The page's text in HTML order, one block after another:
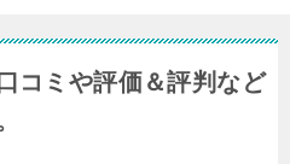
コミや評価＆評判など